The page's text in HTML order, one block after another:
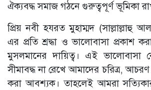
ঐক্যবদ্ধ সমাজ গঠনে গুরুত্বপূর্ণ ভূমিকা
প্রিয় নবী হযরত মুহাম্মদ (সাল্লাল্লাহু
এর প্রতি শ্রদ্ধা ও ভালোবাসা প্রকাশ
মুসলমানের দায়িত্ব। এই ভালোবাসা
সীমাবদ্ধ না রেখে আমাদের চরিত্র,
করা আবশ্যক। তাহলেই আমরা